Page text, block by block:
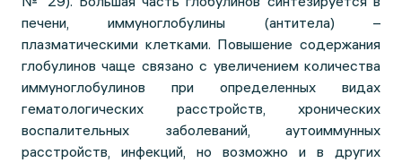
печени, иммуноглобулины (антитела) –
плазматическими клетками. Повышение содержания
глобулинов чаще связано с увеличением количества
иммуноглобулинов при определенных видах
гематологических расстройств, хронических
воспалительных заболеваний, аутоиммунных
расстройств, инфекций, но возможно и в других